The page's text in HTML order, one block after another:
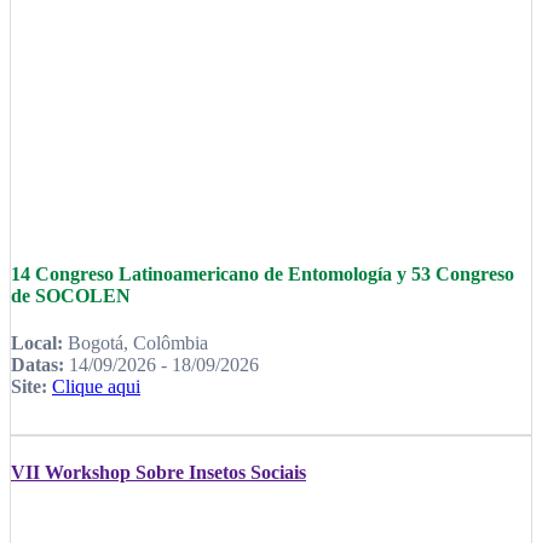
14 Congreso Latinoamericano de Entomología y 53 Congreso
de SOCOLEN
Local: Bogotá, Colômbia
Datas: 14/09/2026 - 18/09/2026
Site: Clique aqui
VII Workshop Sobre Insetos Sociais